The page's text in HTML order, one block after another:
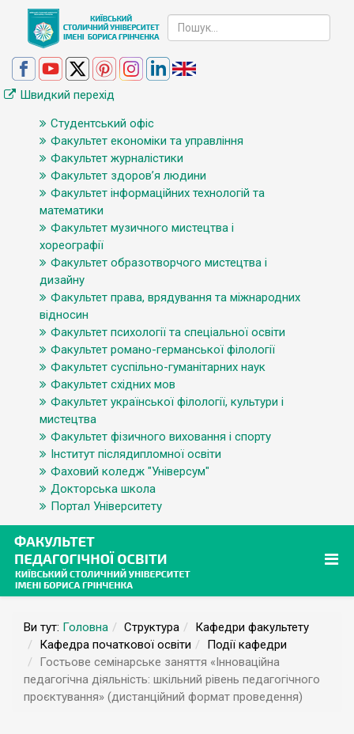
Швидкий перехід
Студентський офіс
Факультет економіки та управління
Факультет журналістики
Факультет здоров’я людини
Факультет інформаційних технологій та
математики
Факультет музичного мистецтва і
хореографії
Факультет образотворчого мистецтва і
дизайну
Факультет права, врядування та міжнародних
відносин
Факультет психології та спеціальної освіти
Факультет романо-германської філології
Факультет суспільно-гуманітарних наук
Факультет східних мов
Факультет української філології, культури і
мистецтва
Факультет фізичного виховання і спорту
Інститут післядипломної освіти
Фаховий коледж "Універсум"
Докторська школа
Портал Університету
Ви тут: Головна Структура
Кафедри факультету
Кафедра початкової освіти
Події кафедри
Гостьове семінарське заняття «Інноваційна
педагогічна діяльність: шкільний рівень педагогічного
проєктування» (дистанційний формат проведення)